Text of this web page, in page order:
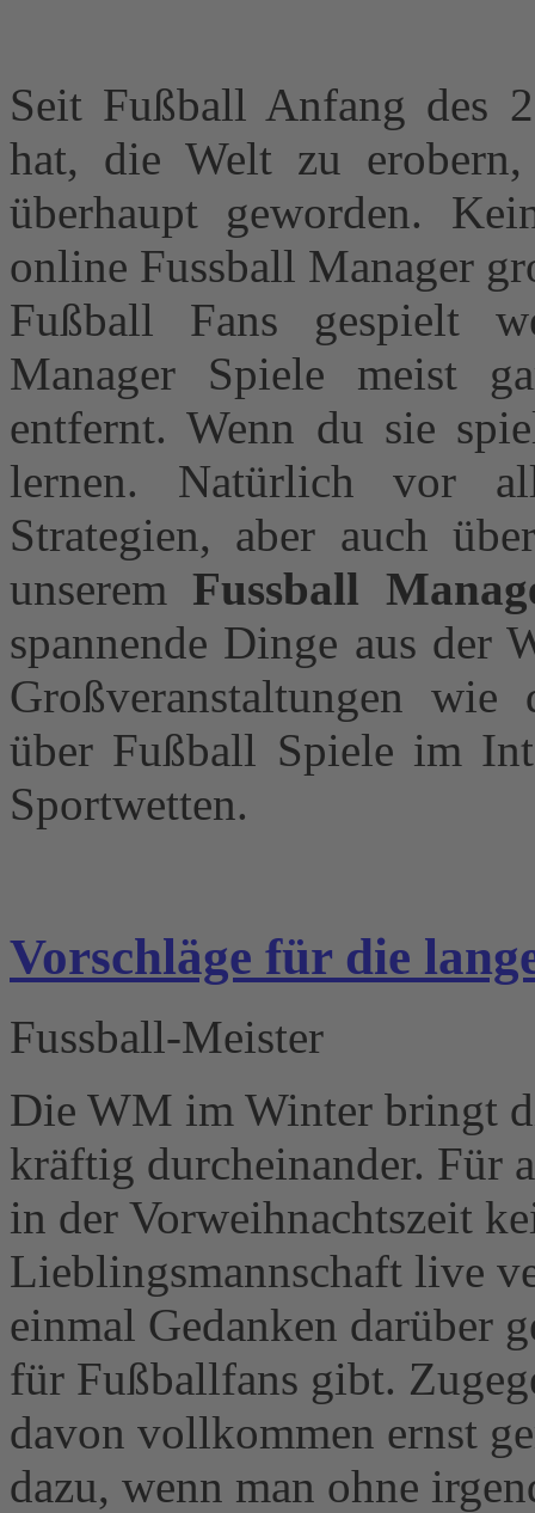
Seit Fußball Anfang des
hat, die Welt zu
überhaupt geworden.
online Fussball Manager
Fußball Fans gespielt
Manager Spiele meist
entfernt. Wenn du sie
lernen. Natürlich vor
Strategien, aber auch
unseremFussball
spannende Dinge aus der
Großveranstaltungen wie
über Fußball Spiele im
Sportwetten.
Vorschläge für die
Fussball-Meister
Die WM im Winter bringt
kräftig durcheinander. Für
in der Vorweihnachtszeit
Lieblingsmannschaft live
einmal Gedanken darüber
für Fußballfans gibt.
davon vollkommen ernst
dazu, wenn man ohne